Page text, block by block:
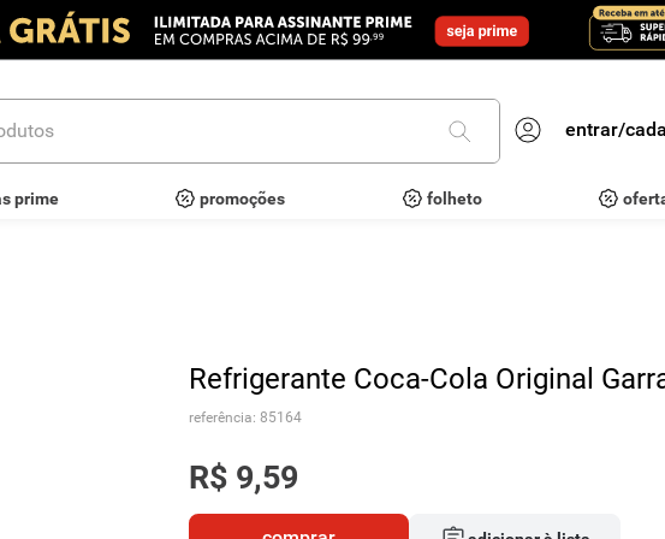
entrar/
prime promoções folheto
Refrigerante Coca-Cola Original
referência:85164
R$ 9,59